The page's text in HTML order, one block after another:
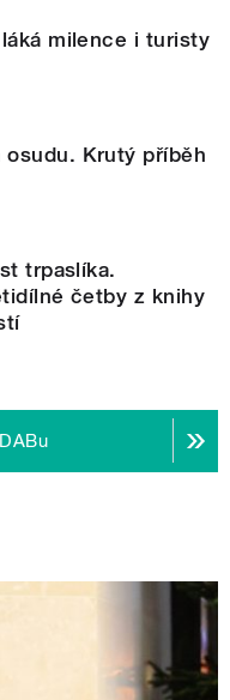
milence i turisty
osudu. Krutý příběh
trpaslíka.
četby z knihy